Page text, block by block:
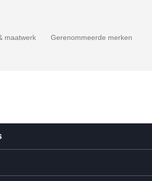
maatwerk Gerenommeerde merken